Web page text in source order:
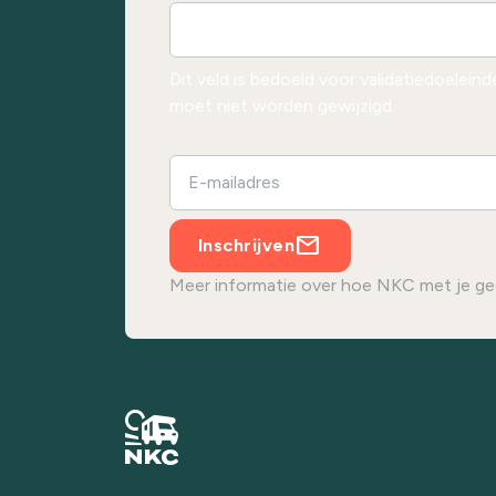
Inschrijven
Meer informatie over hoe NKC met je